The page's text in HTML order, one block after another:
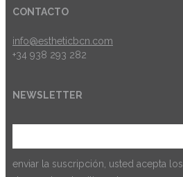
CONTACTO
info@estheticbcn.com
+34 938 293 282
NEWSLETTER
enviar la suscripción, usted acepta los